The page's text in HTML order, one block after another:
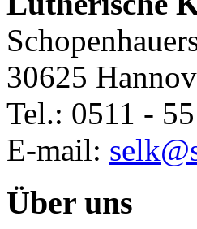
30625
Tel.: 0511 -
E-mail:
Über uns